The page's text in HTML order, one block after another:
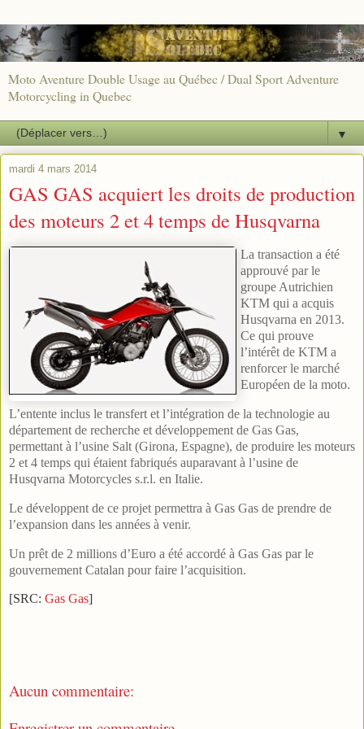
Moto Aventure Double Usage au Québec / Dual Sport Adventure
Motorcycling in Quebec
▼
mardi 4 mars 2014
GAS GAS acquiert les droits de production
des moteurs 2 et 4 temps de Husqvarna
La transaction a été
approuvé par le
groupe Autrichien
KTM qui a acquis
Husqvarna en 2013.
Ce qui prouve
l’intérêt de KTM a
renforcer le marché
Européen de la moto.
L’entente inclus le transfert et l’intégration de la technologie au
département de recherche et développement de Gas Gas,
permettant à l’usine Salt (Girona, Espagne), de produire les moteurs
2 et 4 temps qui étaient fabriqués auparavant à l’usine de
Husqvarna Motorcycles s.r.l. en Italie.
Le développent de ce projet permettra à Gas Gas de prendre de
l’expansion dans les années à venir.
Un prêt de 2 millions d’Euro a été accordé à Gas Gas par le
gouvernement Catalan pour faire l’acquisition.
[SRC: Gas Gas]
Aucun commentaire: